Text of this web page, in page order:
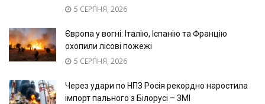
5 СЕРПНЯ, 2026
Європа у вогні: Італію, Іспанію та Францію
охопили лісові пожежі
5 СЕРПНЯ, 2026
Через удари по НПЗ Росія рекордно наростила
імпорт пального з Білорусі – ЗМІ